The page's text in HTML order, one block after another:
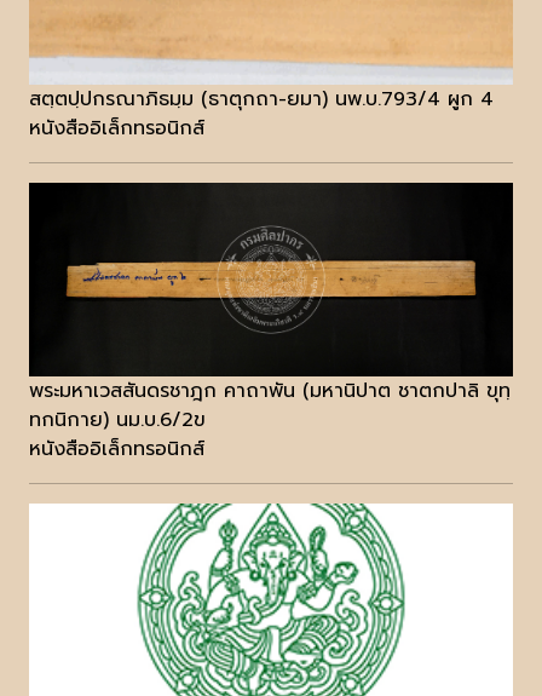
สตฺตปฺปกรณาภิธมฺม (ธาตุกถา-ยมา) นพ.บ.793/4 ผูก 4
หนังสืออิเล็กทรอนิกส์
พระมหาเวสสันดรชาฎก คาถาพัน (มหานิปาต ชาตกปาลิ ขุทฺ
ทกนิกาย) นม.บ.6/2ข
หนังสืออิเล็กทรอนิกส์